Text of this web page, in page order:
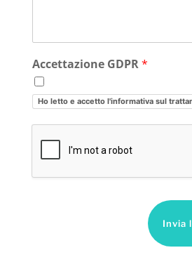
Accettazione GDPR*
Ho letto e accetto l'informativa sul
Invia